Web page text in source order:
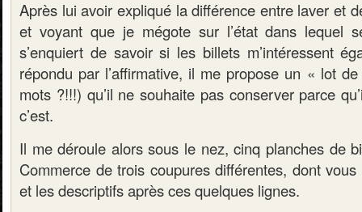
Après lui avoir expliqué la différence entre laver et
et voyant que je mégote sur l’état dans lequel
s’enquiert de savoir si les billets m’intéressent
répondu par l’affirmative, il me propose un « lot
mots ?!!!) qu’il ne souhaite pas conserver parce
c’est.
Il me déroule alors sous le nez, cinq planches de
Commerce de trois coupures différentes, dont
et les descriptifs après ces quelques lignes.